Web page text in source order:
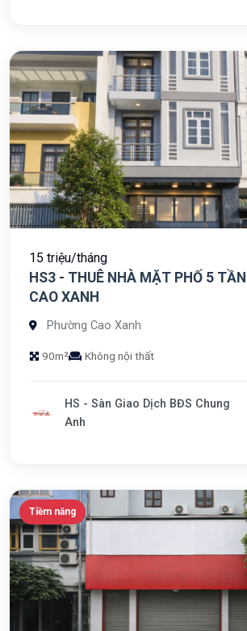
15 triệu/tháng
HS3 - THUÊ NHÀ MẶT PHỐ 5
CAO XANH
Phường Cao Xanh
90m² Không nội thất
HS - Sàn Giao Dịch BĐS Chung
Anh
Tiềm năng